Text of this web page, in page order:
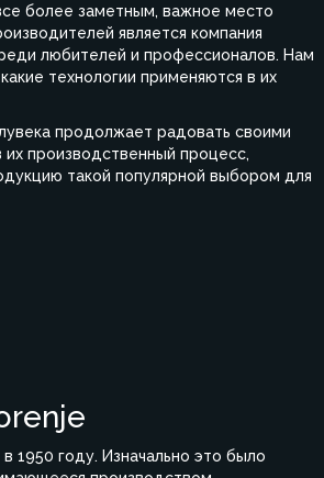
более заметным, важное место
является компания
любителей и профессионалов. Нам
технологии применяются в их
продолжает радовать своими
их производственный процесс,
такой популярной выбором для
1950 году. Изначально это было